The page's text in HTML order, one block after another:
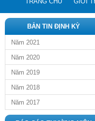
BẢN TIN ĐỊNH KỲ
Năm 2021
Năm 2020
Năm 2019
Năm 2018
Năm 2017